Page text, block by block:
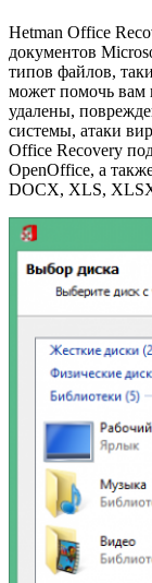
Hetman Office
документов
типов файлов,
может помочь вам
удалены,
системы, атаки
Office Recovery
OpenOffice, а
DOCX, XLS,